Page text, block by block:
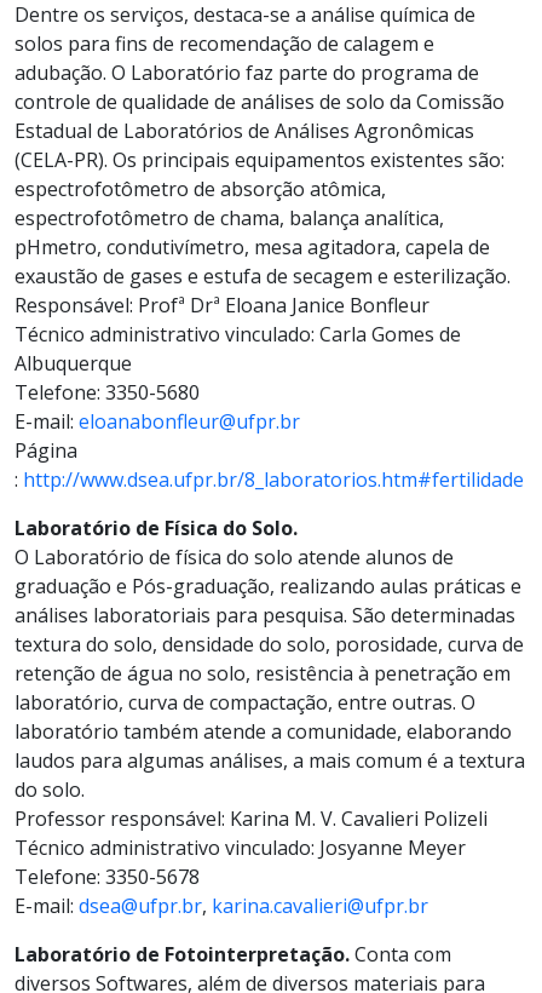
Dentre os serviços, destaca-se a análise química de
solos para fins de recomendação de calagem e
adubação. O Laboratório faz parte do programa de
controle de qualidade de análises de solo da Comissão
Estadual de Laboratórios de Análises Agronômicas
(CELA-PR). Os principais equipamentos existentes são:
espectrofotômetro de absorção atômica,
espectrofotômetro de chama, balança analítica,
pHmetro, condutivímetro, mesa agitadora, capela de
exaustão de gases e estufa de secagem e esterilização.
Responsável: Profª Drª Eloana Janice Bonfleur
Técnico administrativo vinculado: Carla Gomes de
Albuquerque
Telefone: 3350-5680
E-mail: eloanabonfleur@ufpr.br
Página
: http://www.dsea.ufpr.br/8_laboratorios.htm#fertilidade
Laboratório de Física do Solo.
O Laboratório de física do solo atende alunos de
graduação e Pós-graduação, realizando aulas práticas e
análises laboratoriais para pesquisa. São determinadas
textura do solo, densidade do solo, porosidade, curva de
retenção de água no solo, resistência à penetração em
laboratório, curva de compactação, entre outras. O
laboratório também atende a comunidade, elaborando
laudos para algumas análises, a mais comum é a textura
do solo.
Professor responsável: Karina M. V. Cavalieri Polizeli
Técnico administrativo vinculado: Josyanne Meyer
Telefone: 3350-5678
E-mail: dsea@ufpr.br, karina.cavalieri@ufpr.br
Laboratório de Fotointerpretação.Conta com
diversos Softwares, além de diversos materiais para